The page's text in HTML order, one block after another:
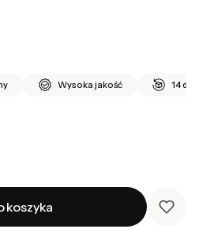
Wysoka jakość 14 dni
koszyka